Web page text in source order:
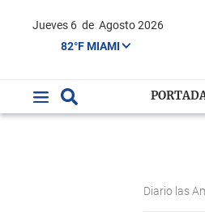
Jueves 6 de Agosto 2026
82°F MIAMI
Diario las